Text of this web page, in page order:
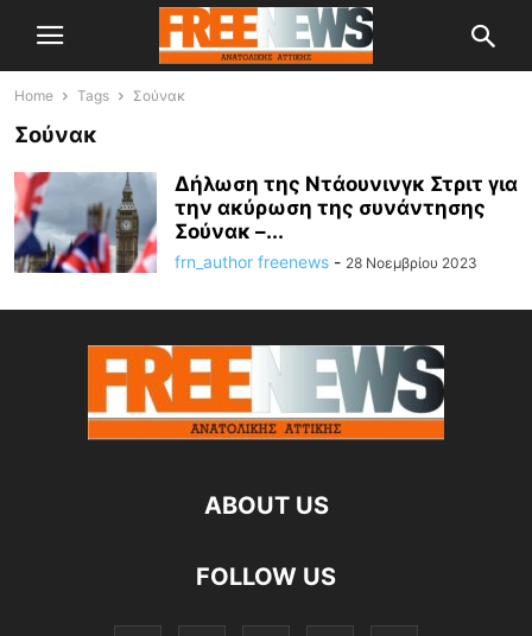
Home Tags Σούνακ
Σούνακ
Δήλωση της Ντάουνινγκ Στριτ για
την ακύρωση της συνάντησης
Σούνακ –...
frn_author freenews - 28 Νοεμβρίου 2023
ABOUT US
FOLLOW US